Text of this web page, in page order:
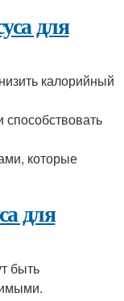
для
калорийный
которые
для
быть